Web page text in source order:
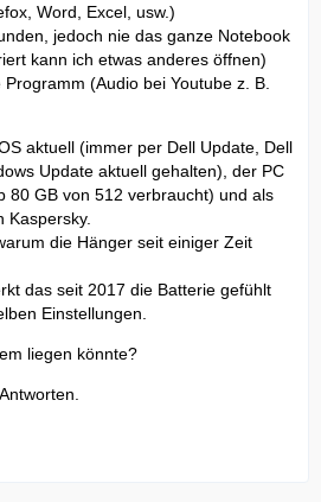
Word, Excel, usw.)
jedoch nie das ganze Notebook
kann ich etwas anderes öffnen)
(Audio bei Youtube z. B.
aktuell (immer per Dell Update, Dell
Update aktuell gehalten), der PC
80 GB von 512 verbraucht) und als
Kaspersky.
die Hänger seit einiger Zeit
das seit 2017 die Batterie gefühlt
Einstellungen.
liegen könnte?